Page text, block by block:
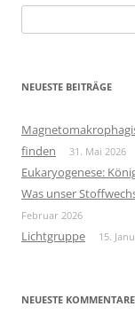
nach:
NEUESTE BEITRÄGE
finden
31. Mai 2026
Eukaryogenese:
Was unser
Februar 2026
Lichtgruppe 15.
NEUESTE KOMMENTARE